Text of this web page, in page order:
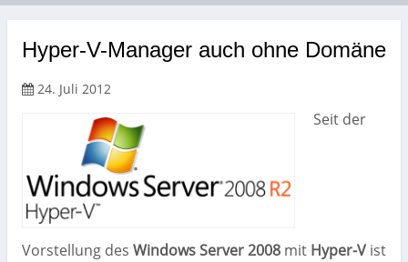
Hyper-V-Manager auch ohne Domäne
24. Juli 2012
Seit der
Vorstellung des Windows Server 2008 mit Hyper-V ist